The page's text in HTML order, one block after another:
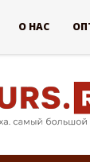
О НАС